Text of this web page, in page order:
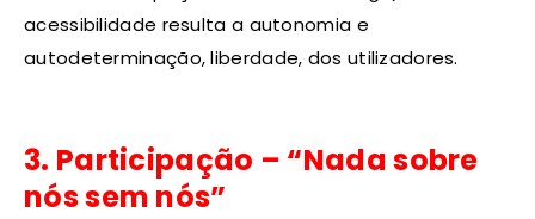
acessibilidade resulta a autonomia e
autodeterminação, liberdade, dos utilizadores.
3. Participação – “Nada sobre
nós sem nós”